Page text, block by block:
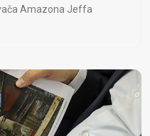
Amazona Jeffa